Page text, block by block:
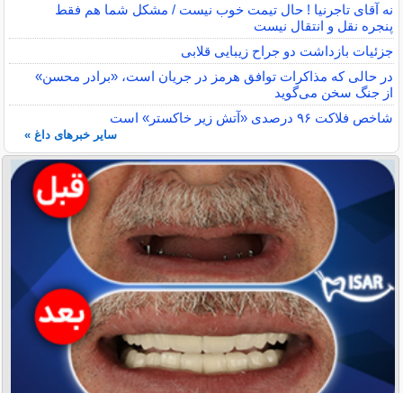
نه آقای تاجرنیا ! حال تیمت خوب نیست / مشکل شما هم فقط
پنجره نقل و انتقال نیست
جزئیات بازداشت دو جراح زیبایی قلابی
در حالی که مذاکرات توافق هرمز در جریان است، «برادر محسن»
از جنگ سخن می‌گوید
شاخص فلاکت ۹۶ درصدی «آتش زیر خاکستر» است
سایر خبرهای داغ »